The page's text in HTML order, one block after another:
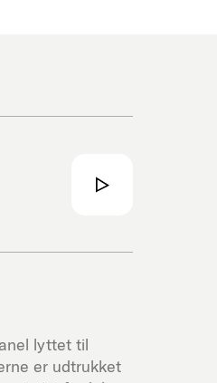
lyttet til
er udtrukket